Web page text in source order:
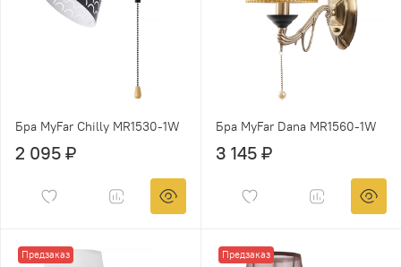
Бра MyFar Chilly MR1530-1W
2 095 ₽
Бра MyFar Dana MR1560-1W
3 145 ₽
Предзаказ Предзаказ